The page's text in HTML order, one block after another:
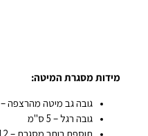
מידות מסגרת המיטה:
גובה גב מיטה מהרצפה – 85 ס"מ
גובה רגל – 5 ס"מ
תוספת רוחב מסגרת – 12 ס"מ